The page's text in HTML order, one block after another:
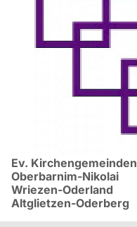
Ev. Kirchengemeinden
Oberbarnim-Nikolai
Wriezen-Oderland
Altglietzen-Oderberg